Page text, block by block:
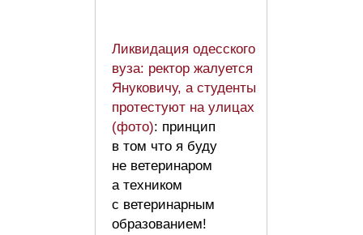
Ликвидация одесского
вуза: ректор жалуется
Януковичу, а студенты
протестуют на улицах
(фото): принцип
в том что я буду
не ветеринаром
а техником
с ветеринарным
образованием!